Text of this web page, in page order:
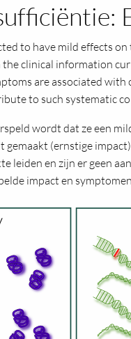
to have mild effects
the clinical information
are associated
to such systematic
wordt dat ze een
gemaakt (ernstige
leiden en zijn er geen
impact en